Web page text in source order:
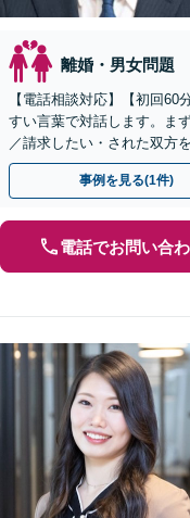
離婚・男女問題
【電話相談対応】【初回
すい言葉で対話します。ま
／請求したい・された双方
女に幅広く対応。
事例を見る(1件)
電話でお問い合